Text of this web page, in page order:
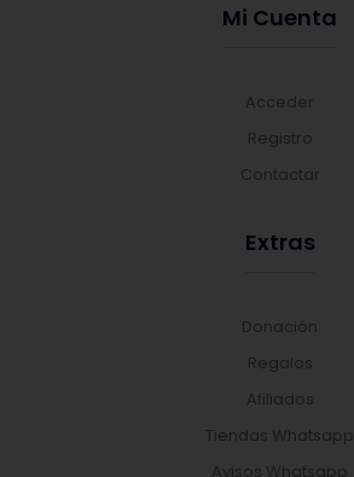
Mi Cuenta
Acceder
Registro
Contactar
Extras
Donación
Regalos
Afiliados
Tiendas Whatsapp
Avisos Whatsapp